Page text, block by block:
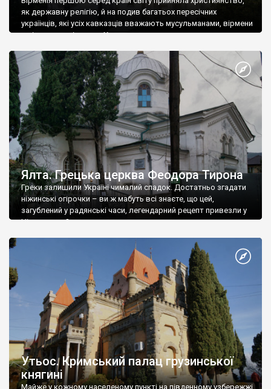
як державну релігію, й на подив багатьох пересічних
українців, які усіх кавказців вважають мусульманами, вірмени
є відданими вірянами Христа
Ялта. Грецька церква Феодора Тирона
Греки залишили Україні чималий спадок. Достатньо згадати
ніжинські огірочки – ви ж мабуть всі знаєте, що цей,
загублений у радянські часи, легендарний рецепт привезли у
Ніжин греки?
Утьос. Кримський палац грузинської
княгині
Майже у кожному населеному пункті на південному узбережжі